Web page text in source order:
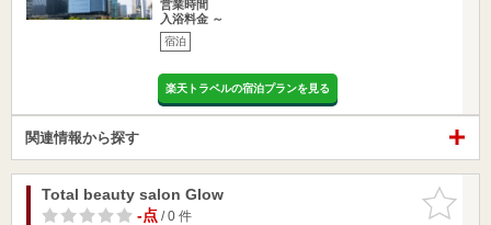
営業時間
入浴料金 ～
宿泊
楽天トラベルの宿泊プランを見る
関連情報から探す
お気に入
りに追加
Total beauty salon Glow
-点/ 0 件